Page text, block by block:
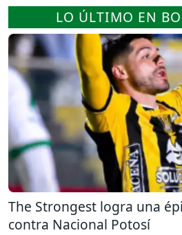
LO ÚLTIMO EN
The Strongest logra una
contra Nacional Potosí